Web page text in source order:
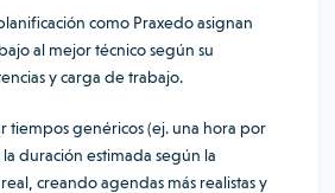
como Praxedo asignan
al mejor técnico según su
y carga de trabajo.
tiempos genéricos (ej. una hora por
duración estimada según la
creando agendas más realistas y